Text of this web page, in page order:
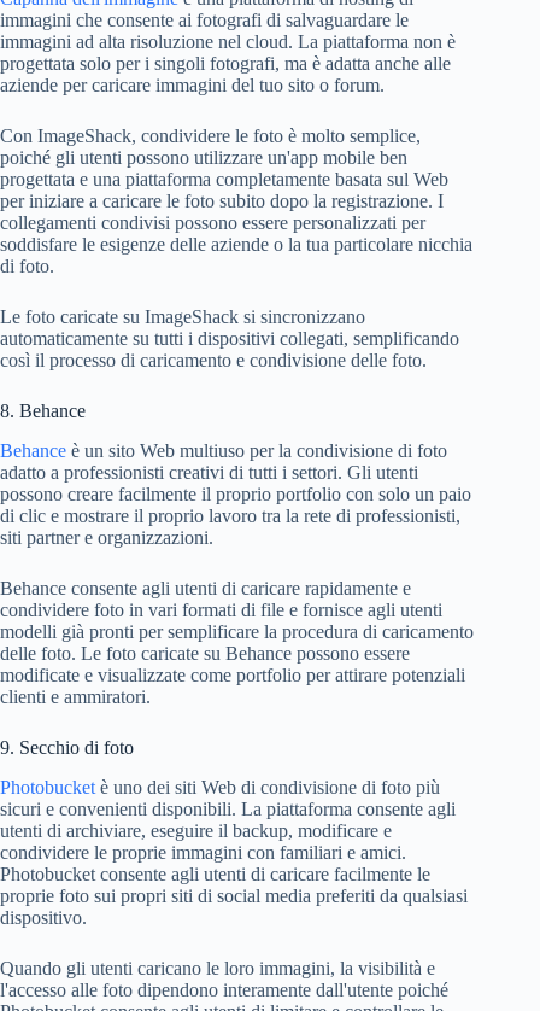
immagini che consente ai fotografi di salvaguardare le
immagini ad alta risoluzione nel cloud. La piattaforma non è
progettata solo per i singoli fotografi, ma è adatta anche alle
aziende per caricare immagini del tuo sito o forum.
Con ImageShack, condividere le foto è molto semplice,
poiché gli utenti possono utilizzare un'app mobile ben
progettata e una piattaforma completamente basata sul Web
per iniziare a caricare le foto subito dopo la registrazione. I
collegamenti condivisi possono essere personalizzati per
soddisfare le esigenze delle aziende o la tua particolare nicchia
di foto.
Le foto caricate su ImageShack si sincronizzano
automaticamente su tutti i dispositivi collegati, semplificando
così il processo di caricamento e condivisione delle foto.
8. Behance
Behance è un sito Web multiuso per la condivisione di foto
adatto a professionisti creativi di tutti i settori. Gli utenti
possono creare facilmente il proprio portfolio con solo un paio
di clic e mostrare il proprio lavoro tra la rete di professionisti,
siti partner e organizzazioni.
Behance consente agli utenti di caricare rapidamente e
condividere foto in vari formati di file e fornisce agli utenti
modelli già pronti per semplificare la procedura di caricamento
delle foto. Le foto caricate su Behance possono essere
modificate e visualizzate come portfolio per attirare potenziali
clienti e ammiratori.
9. Secchio di foto
Photobucket è uno dei siti Web di condivisione di foto più
sicuri e convenienti disponibili. La piattaforma consente agli
utenti di archiviare, eseguire il backup, modificare e
condividere le proprie immagini con familiari e amici.
Photobucket consente agli utenti di caricare facilmente le
proprie foto sui propri siti di social media preferiti da qualsiasi
dispositivo.
Quando gli utenti caricano le loro immagini, la visibilità e
l'accesso alle foto dipendono interamente dall'utente poiché